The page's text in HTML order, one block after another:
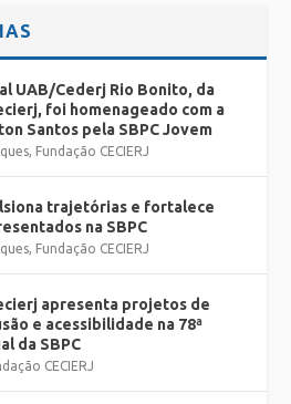
UAB/Cederj Rio Bonito, da
foi homenageado com a
Santos pela SBPC Jovem
, Fundação CECIERJ
trajetórias e fortalece
na SBPC
, Fundação CECIERJ
apresenta projetos de
e acessibilidade na 78ª
da SBPC
CECIERJ